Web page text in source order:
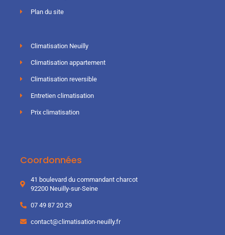
Plan du site
Climatisation Neuilly
Climatisation appartement
Climatisation reversible
Entretien climatisation
Prix climatisation
Coordonnées
41 boulevard du commandant charcot
92200 Neuilly-sur-Seine
07 49 87 20 29
contact@climatisation-neuilly.fr